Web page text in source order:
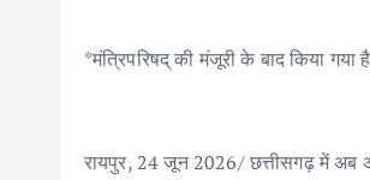
o r A dI
*मंत्रिपरिषद् की मंजूरी के बाद किया गया
रायपुर, 24 जून 2026/ छत्तीसगढ़ में